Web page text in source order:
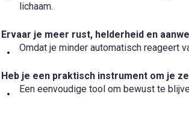
lichaam.
Ervaar je meer rust, helderheid en
Omdat je minder automatisch reageert
Heb je een praktisch instrument om je
Een eenvoudige tool om bewust te